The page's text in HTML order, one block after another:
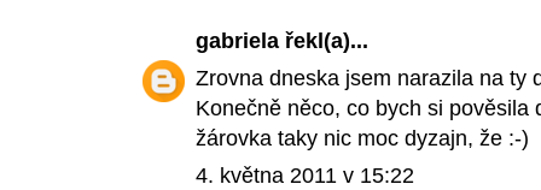
gabriela řekl(a)...
Zrovna dneska jsem narazila na ty
Konečně něco, co bych si
žárovka taky nic moc dyzajn, že :-)
4. května 2011 v 15:22